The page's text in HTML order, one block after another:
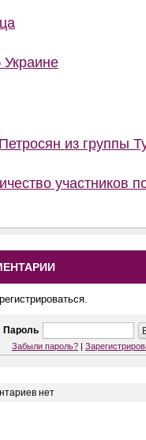
из группы
участников
Пароль
Забыли пароль? |
нет